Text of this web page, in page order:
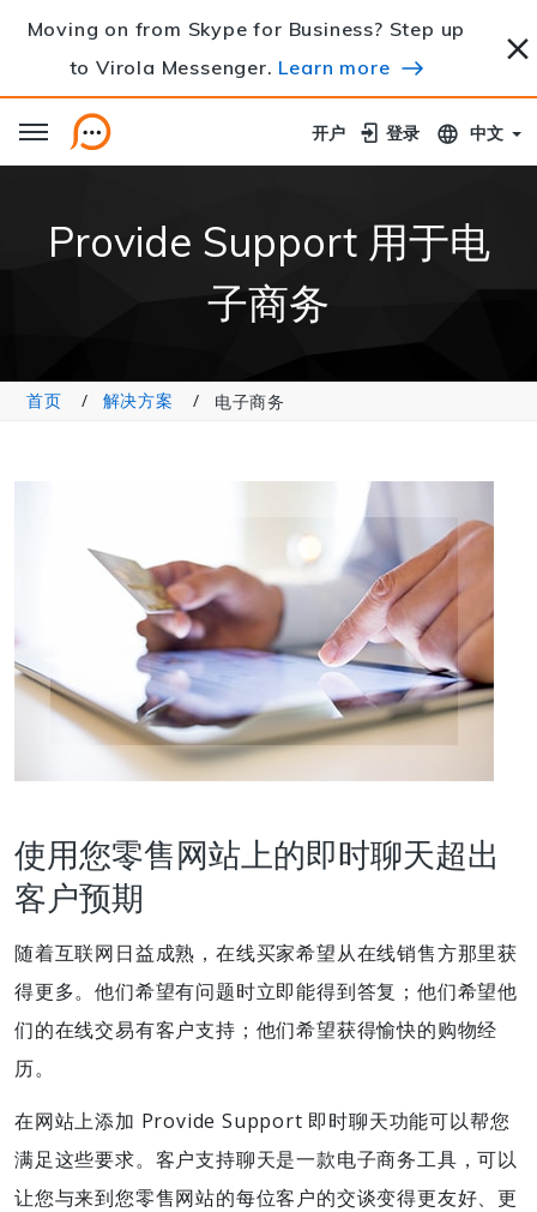
Moving on from Skype for Business? Step up
to Virola Messenger. Learn more
开户
开户 登录
登录 中文
Provide Support 用于电
子商务
首页 解决方案 电子商务
使用您零售网站上的即时聊天超出
客户预期
随着互联网日益成熟，在线买家希望从在线销售方那里获
得更多。他们希望有问题时立即能得到答复；他们希望他
们的在线交易有客户支持；他们希望获得愉快的购物经
历。
在网站上添加 Provide Support 即时聊天功能可以帮您
满足这些要求。客户支持聊天是一款电子商务工具，可以
让您与来到您零售网站的每位客户的交谈变得更友好、更